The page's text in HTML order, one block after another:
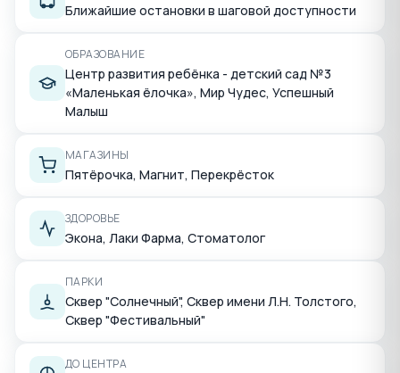
Ближайшие остановки в шаговой доступности
ОБРАЗОВАНИЕ
Центр развития ребёнка - детский сад №3
«Маленькая ёлочка», Мир Чудес, Успешный
Малыш
МАГАЗИНЫ
Пятёрочка, Магнит, Перекрёсток
ЗДОРОВЬЕ
Экона, Лаки Фарма, Стоматолог
ПАРКИ
Сквер "Солнечный", Сквер имени Л.Н. Толстого,
Сквер "Фестивальный"
ДО ЦЕНТРА